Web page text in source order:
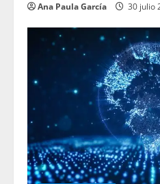
Ana Paula García 30 julio